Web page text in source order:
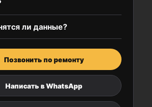
ли данные?
Позвонить по ремонту
Написать в WhatsApp